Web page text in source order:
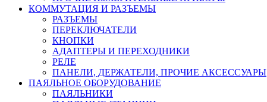
КОММУТАЦИЯ И РАЗЪЕМЫ
РАЗЪЕМЫ
ПЕРЕКЛЮЧАТЕЛИ
КНОПКИ
АДАПТЕРЫ И ПЕРЕХОДНИКИ
РЕЛЕ
ПАНЕЛИ, ДЕРЖАТЕЛИ, ПРОЧИЕ АКСЕССУАРЫ
ПАЯЛЬНОЕ ОБОРУДОВАНИЕ
ПАЯЛЬНИКИ